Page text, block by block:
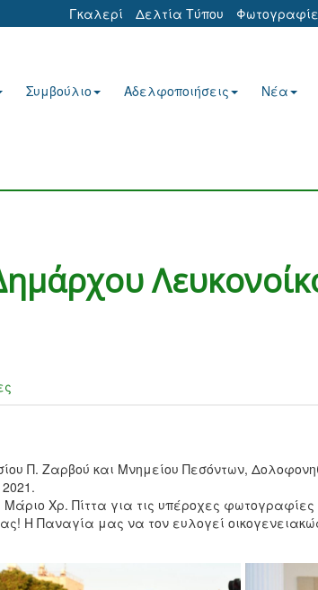
Γκαλερί Δελτία Τύπου
Συμβούλιο Αδελφοποιήσεις Νέα
Π. Ζαρβού και Μνημείου Πεσόντων,
Μάριο Χρ. Πίττα για τις υπέροχες
Η Παναγία μας να τον ευλογεί